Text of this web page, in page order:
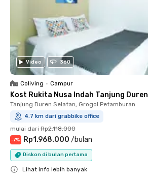
Video 360
Coliving • Campur
Kost Rukita Nusa Indah Tanjung Duren
Tanjung Duren Selatan, Grogol Petamburan
4.7 km dari grabbike office
mulai dari Rp2.118.000
-7% Rp1.968.000 /bulan
Diskon di bulan pertama
Lihat info lebih banyak